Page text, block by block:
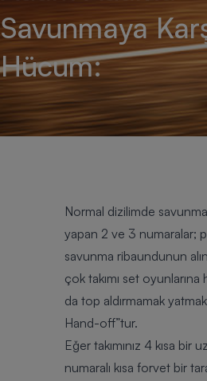
Savunmaya
Hücum:
Normal dizilimde
yapan 2 ve 3 numaralar;
savunma ribaundunun
çok takımı set
da top aldırmamak
Hand-off”tur.
Eğer takımınız 4 kısa
numaralı kısa forvet bir